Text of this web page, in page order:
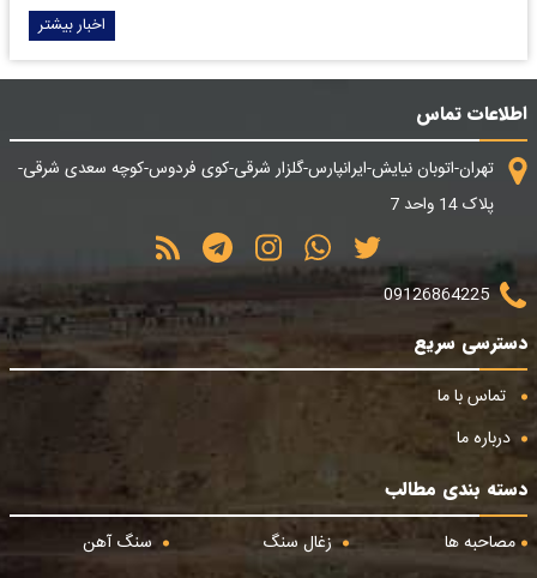
اخبار بیشتر
اطلاعات تماس
تهران-اتوبان نیایش-ایرانپارس-گلزار شرقی-کوی فردوس-کوچه سعدی شرقی-
پلاک 14 واحد 7
09126864225
دسترسی سریع
تماس با ما
درباره ما
دسته بندی مطالب
مصاحبه ها
زغال سنگ
سنگ آهن